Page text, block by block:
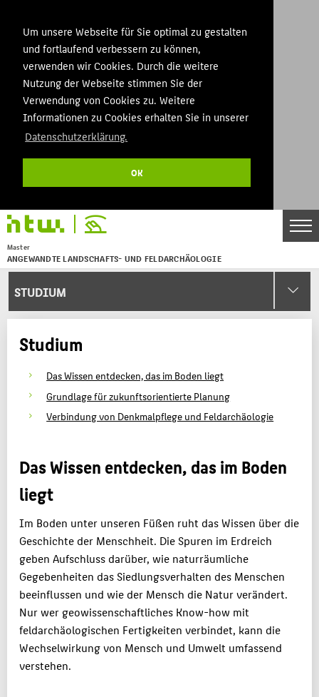
Um unsere Webseite für Sie optimal zu gestalten
und fortlaufend verbessern zu können,
verwenden wir Cookies. Durch die weitere
Nutzung der Webseite stimmen Sie der
Verwendung von Cookies zu. Weitere
Informationen zu Cookies erhalten Sie in unserer
Datenschutzerklärung.
OK
Master
ANGEWANDTE LANDSCHAFTS- UND FELDARCHÄOLOGIE
Menu
STUDIUM
Studium
Das Wissen entdecken, das im Boden liegt
Grundlage für zukunftsorientierte Planung
Verbindung von Denkmalpflege und Feldarchäologie
Das Wissen entdecken, das im Boden
liegt
Im Boden unter unseren Füßen ruht das Wissen über die
Geschichte der Menschheit. Die Spuren im Erdreich
geben Aufschluss darüber, wie naturräumliche
Gegebenheiten das Siedlungsverhalten des Menschen
beeinflussen und wie der Mensch die Natur verändert.
Nur wer geowissenschaftliches Know-how mit
feldarchäologischen Fertigkeiten verbindet, kann die
Wechselwirkung von Mensch und Umwelt umfassend
verstehen.
STUDIUM
FACHBEREICH 5
PORTALE